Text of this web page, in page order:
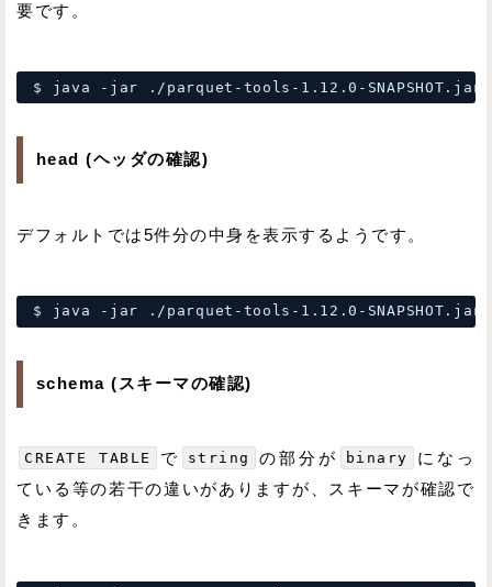
要です。
$ java -jar . /parquet-tools-1 .12.0-SNAPSHOT.jar
head (ヘッダの確認)
デフォルトでは5件分の中身を表示するようです。
$ java -jar . /parquet-tools-1 .12.0-SNAPSHOT.jar
schema (スキーマの確認)
CREATE TABLE で string の部分が binary
になっ
ている等の若干の違いがありますが、スキーマが確認で
きます。